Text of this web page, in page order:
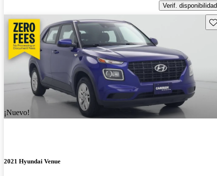
Verif. disponibilidad
¡Nuevo!
2021 Hyundai Venue